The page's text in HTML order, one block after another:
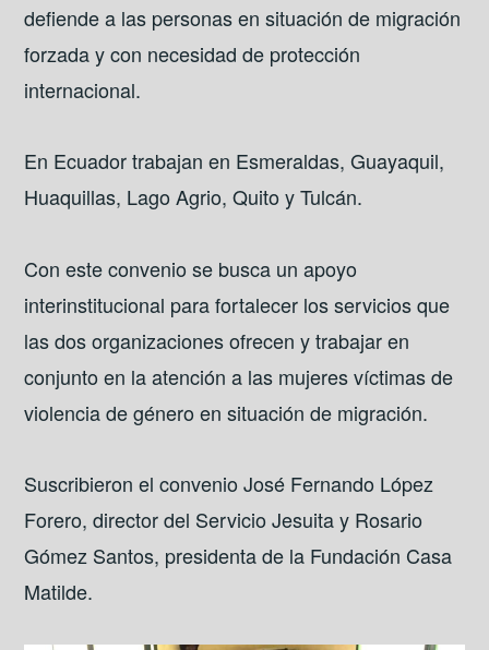
defiende a las personas en situación de migración
forzada y con necesidad de protección
internacional.
En Ecuador trabajan en Esmeraldas, Guayaquil,
Huaquillas, Lago Agrio, Quito y Tulcán.
Con este convenio se busca un apoyo
interinstitucional para fortalecer los servicios que
las dos organizaciones ofrecen y trabajar en
conjuntoen la atención a las mujeres víctimas de
violencia de género en situación de migración.
Suscribieron el convenio José Fernando López
Forero, director del Servicio Jesuita y Rosario
Gómez Santos, presidenta de la Fundación Casa
Matilde.